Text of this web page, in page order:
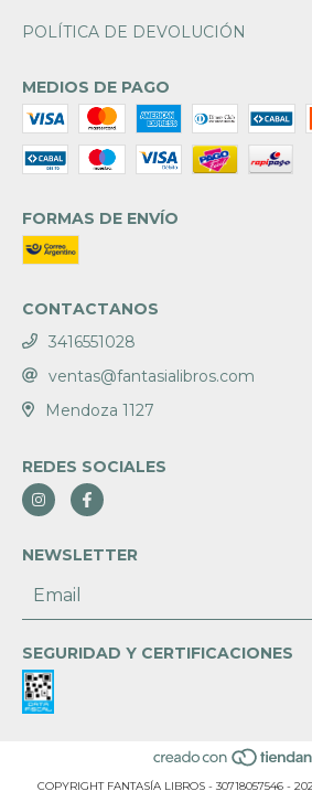
POLÍTICA DE DEVOLUCIÓN
MEDIOS DE PAGO
FORMAS DE ENVÍO
CONTACTANOS
3416551028
ventas@fantasialibros.com
Mendoza 1127
REDES SOCIALES
NEWSLETTER
SEGURIDAD Y CERTIFICACIONES
COPYRIGHT FANTASÍA LIBROS - 30718057546 -